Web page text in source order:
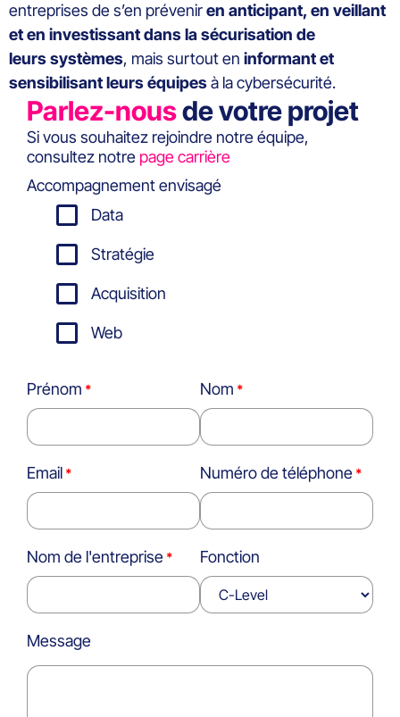
entreprises de s’en préveniren anticipant, en veillant
et en investissant dans la sécurisation de
leurssystèmes, mais surtout en informant et
sensibilisant leurs équipesà la cybersécurité.
Parlez-nousde votre projet
Si vous souhaitez rejoindre notre équipe,
consultez notre page carrière
Accompagnement envisagé
Data
Stratégie
Acquisition
Web
Prénom Nom
Email Numéro de téléphone
Nom de l'entreprise Fonction
Message